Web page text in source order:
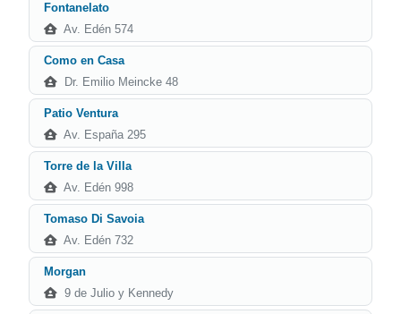
Fontanelato
Av. Edén 574
Como en Casa
Dr. Emilio Meincke 48
Patio Ventura
Av. España 295
Torre de la Villa
Av. Edén 998
Tomaso Di Savoia
Av. Edén 732
Morgan
9 de Julio y Kennedy